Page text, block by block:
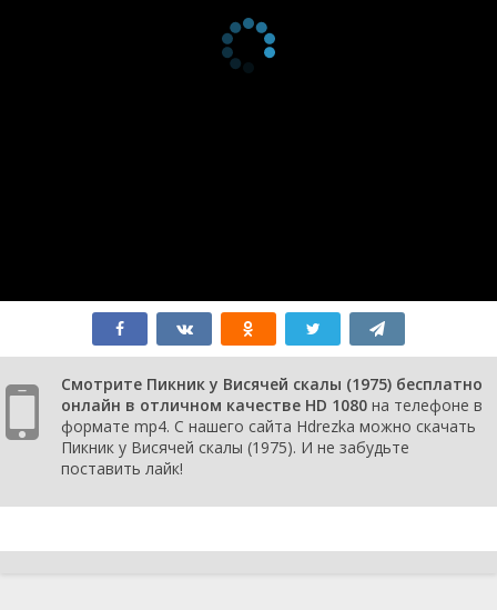
Смотрите Пикник у Висячей скалы (1975) бесплатно
онлайн в отличном качестве HD 1080 на телефоне в
формате mp4. С нашего сайта Hdrezka можно скачать
Пикник у Висячей скалы (1975). И не забудьте
поставить лайк!